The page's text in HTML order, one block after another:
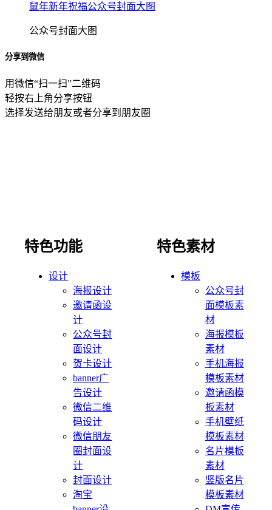
鼠年新年祝福公众号封面大图
公众号封面大图
分享到微信
用微信“扫一扫”二维码
轻按右上角分享按钮
选择发送给朋友或者分享到朋友圈
特色功能
设计
海报设计
邀请函设
计
公众号封
面设计
贺卡设计
banner广
告设计
微信二维
码设计
微信朋友
圈封面设
计
封面设计
淘宝
特色素材
模板
公众号封
面模板素
材
海报模板
素材
手机海报
模板素材
邀请函模
板素材
手机壁纸
模板素材
名片模板
素材
竖版名片
模板素材